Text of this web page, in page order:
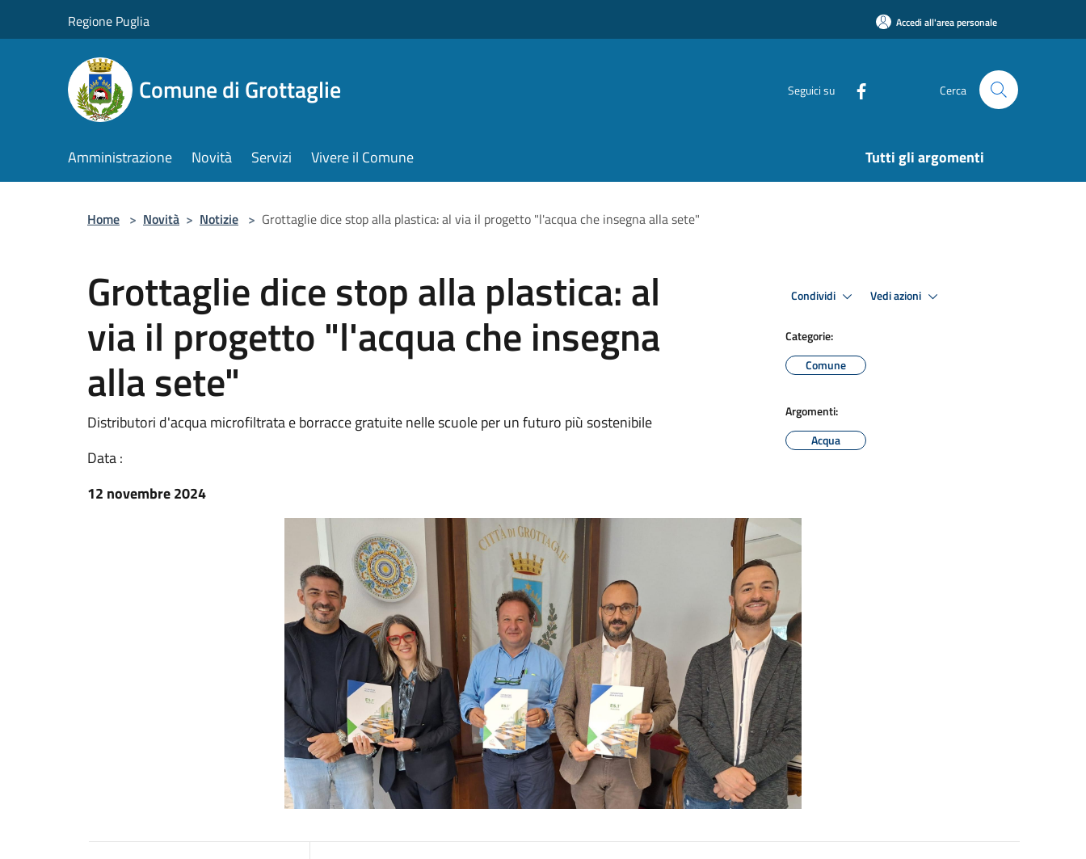
Regione Puglia Accedi all'area personale
Comune di Grottaglie Seguici su Cerca
Amministrazione Novità Servizi Vivere il Comune Tutti gli argomenti
Home > Novità > Notizie > Grottaglie dice stop alla plastica: al via il progetto "l'acqua che insegna alla sete"
Grottaglie dice stop alla plastica: al
via il progetto "l'acqua che insegna
alla sete"
Distributori d'acqua microfiltrata e borracce gratuite nelle scuole per un futuro più sostenibile
Data :
12 novembre 2024
Condividi Vedi azioni
Categorie:
Comune
Argomenti:
Acqua